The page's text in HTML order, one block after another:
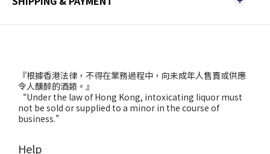
『根據香港法律，不得在業務過程中，向未成年人售賣或供應
令人醺醉的酒類。』
“Under the law of Hong Kong, intoxicating liquor must
not be sold or supplied to a minor in the course of
business.”
Help